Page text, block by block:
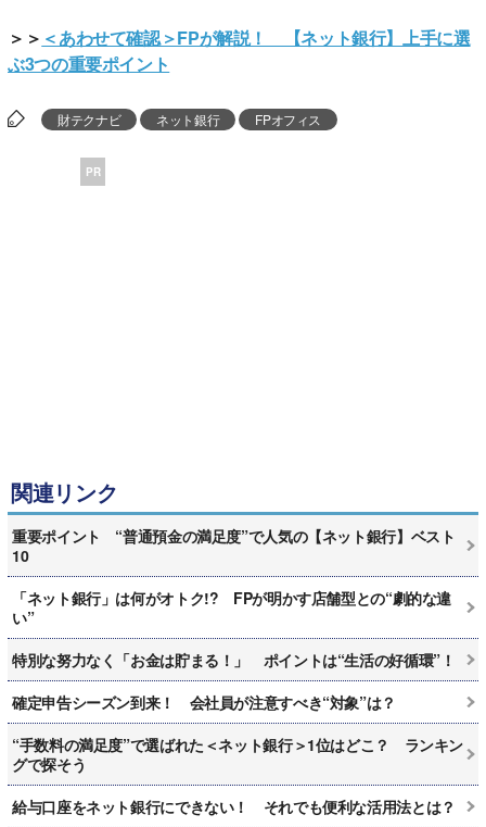
＞＞ ＜あわせて確認＞FPが解説！ 【ネット銀行】上手に選
ぶ3つの重要ポイント
財テクナビ ネット銀行 FPオフィス
PR
関連リンク
重要ポイント “普通預金の満足度”で人気の【ネット銀行】ベスト
10
「ネット銀行」は何がオトク!? FPが明かす店舗型との“劇的な違
い”
特別な努力なく「お金は貯まる！」 ポイントは“生活の好循環”！
確定申告シーズン到来！ 会社員が注意すべき“対象”は？
“手数料の満足度”で選ばれた＜ネット銀行＞1位はどこ？ ランキン
グで探そう
給与口座をネット銀行にできない！ それでも便利な活用法とは？